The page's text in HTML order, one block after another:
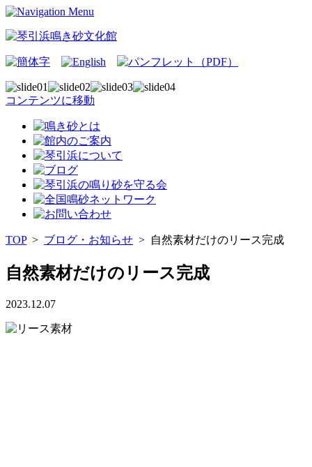
コンテンツに移動
TOP> ブログ・お知らせ > 自然素材だけのリース完成
自然素材だけのリース完成
2023.12.07